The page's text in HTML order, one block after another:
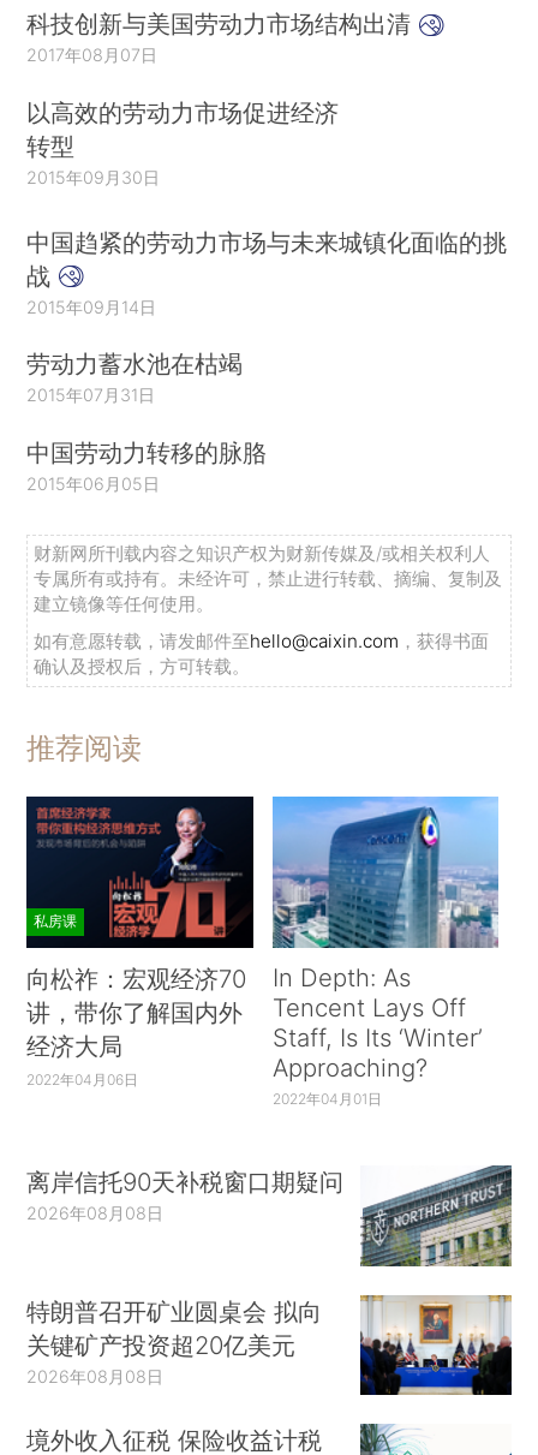
科技创新与美国劳动力市场结构出清
2017年08月07日
以高效的劳动力市场促进经济
转型
2015年09月30日
中国趋紧的劳动力市场与未来城镇化面临的挑
战
2015年09月14日
劳动力蓄水池在枯竭
2015年07月31日
中国劳动力转移的脉胳
2015年06月05日
财新网所刊载内容之知识产权为财新传媒及/或相关权利人
专属所有或持有。未经许可，禁止进行转载、摘编、复制及
建立镜像等任何使用。
如有意愿转载，请发邮件至hello@caixin.com ，获得书面
确认及授权后，方可转载。
推荐阅读
私房课
向松祚：宏观经济70
讲，带你了解国内外
经济大局
2022年04月06日
In Depth: As
Tencent Lays Off
Staff, Is Its ‘Winter’
Approaching?
2022年04月01日
离岸信托90天补税窗口期疑问
2026年08月08日
特朗普召开矿业圆桌会 拟向
关键矿产投资超20亿美元
2026年08月08日
境外收入征税 保险收益计税